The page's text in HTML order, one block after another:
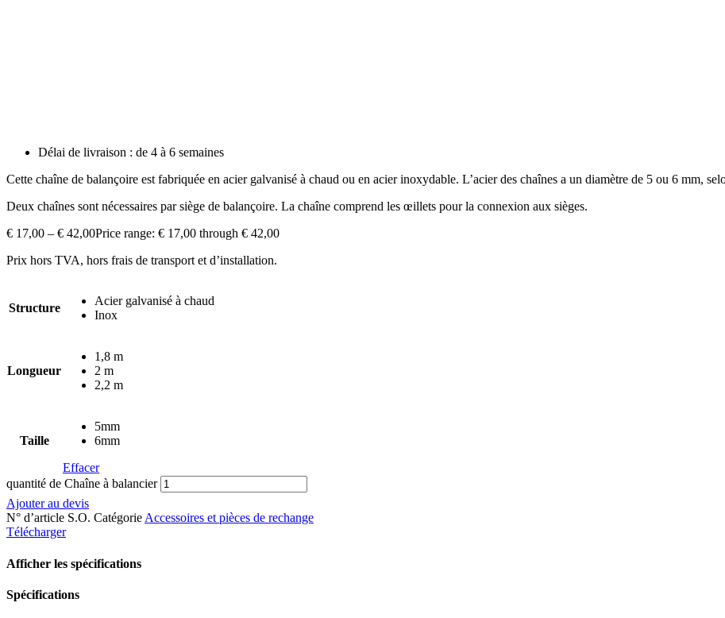
Délai de livraison : de 4 à 6 semaines
Cette chaîne de balançoire est fabriquée en acier galvanisé à chaud ou en acier inoxydable. L’acier des chaînes a un diamètre de 5 ou 6 mm,
Deux chaînes sont nécessaires par siège de balançoire. La chaîne comprend les œillets pour la connexion aux sièges.
€ 17,00 – € 42,00Price range: € 17,00 through € 42,00
Prix hors TVA, hors frais de transport et d’installation.
Structure
Acier galvanisé à chaud
Inox
Longueur
1,8 m
2 m
2,2 m
Taille
5mm
6mm
Effacer
quantité de Chaîne à balancier
Ajouter au devis
N° d’article S.O. CatégorieAccessoires et pièces de rechange
Télécharger
Afficher les spécifications
Spécifications